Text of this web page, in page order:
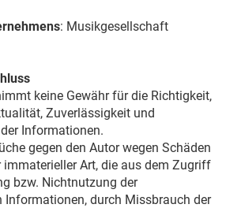
: Musikgesellschaft
keine Gewähr für die Richtigkeit,
Zuverlässigkeit und
Informationen.
gegen den Autor wegen Schäden
immaterieller Art, die aus dem Zugriff
bzw. Nichtnutzung der
durch Missbrauch der